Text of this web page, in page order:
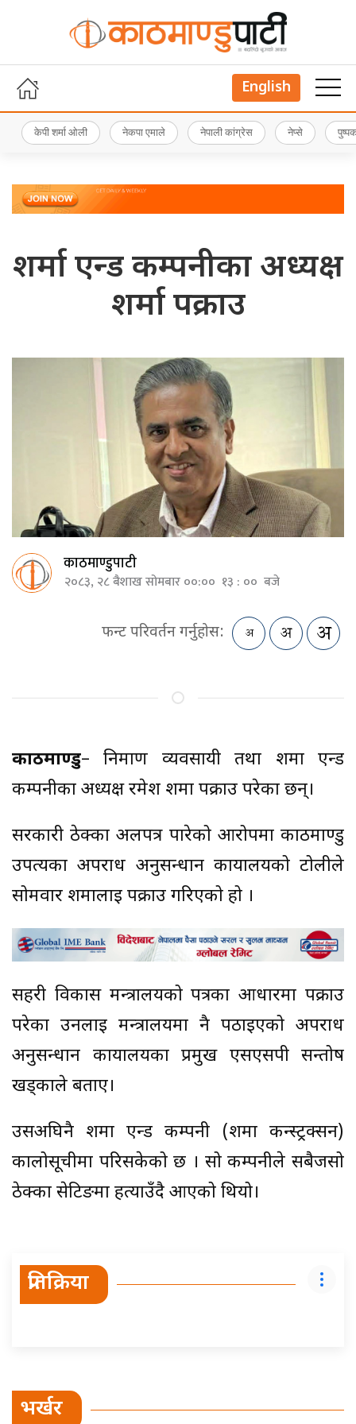
English
केपी शर्मा ओली नेकपा एमाले नेपाली कांग्रेस नेप्से
शर्मा एन्ड कम्पनीका अध्यक्ष
शर्मा पक्राउ
काठमाण्डुपाटी
२०८३, २८ बैशाख सोमबार ००:०० १३ : ०० बजे
फन्ट परिवर्तन गर्नुहोस:
काठमाण्डु– निर्माण व्यवसायी तथा शर्मा एन्ड
कम्पनीका अध्यक्ष रमेश शर्मा पक्राउ परेका छन्।
सरकारी ठेक्का अलपत्र पारेको आरोपमा काठमाण्डु
उपत्यका अपराध अनुसन्धान कार्यालयको टोलीले
सोमवार शर्मालाई पक्राउ गरिएको हो ।
सहरी विकास मन्त्रालयको पत्रका आधारमा पक्राउ
परेका उनलाई मन्त्रालयमा नै पठाइएको अपराध
अनुसन्धान कार्यालयका प्रमुख एसएसपी सन्तोष
खड्काले बताए।
उसअघिनै शर्मा एन्ड कम्पनी (शर्मा कन्स्ट्रक्सन)
कालोसूचीमा परिसकेको छ । सो कम्पनीले सबैजसो
ठेक्का सेटिङमा हत्याउँदै आएको थियो।
प्रतिक्रिया
भर्खर